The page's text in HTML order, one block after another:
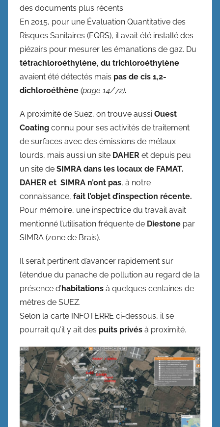
des documents plus récents.
En 2015, pour une Évaluation Quantitative des
Risques Sanitaires (EQRS), il avait été installé des
piézairs pour mesurer les émanations de gaz. Du
tétrachloroéthylène, du trichloroéthylène
avaient été détectés mais pas de cis 1,2-
dichloroéthène (page 14/72).
A proximité de Suez, on trouve aussi Ouest
Coating connu pour ses activités de traitement
de surfaces avec des émissions de métaux
lourds, mais aussi un site DAHER et depuis peu
un site de SIMRA dans les locaux de FAMAT.
DAHER et SIMRA n’ont pas, à notre
connaissance, fait l’objet d’inspection récente.
Pour mémoire, une inspectrice du travail avait
mentionné l’utilisation fréquente de Diestone par
SIMRA (zone de Brais).
Il serait pertinent d’avancer rapidement sur
l’étendue du panache de pollution au regard de la
présence d’habitations à quelques centaines de
mètres de SUEZ.
Selon la carte INFOTERRE ci-dessous, il se
pourrait qu’il y ait des puits privés à proximité.